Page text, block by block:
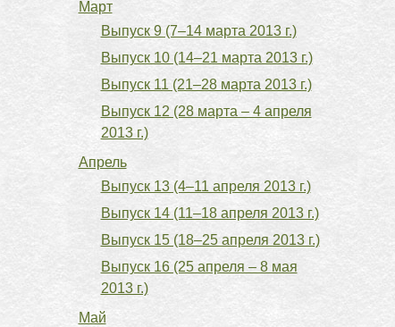
Март
Выпуск 9 (7–14 марта 2013 г.)
Выпуск 10 (14–21 марта 2013 г.)
Выпуск 11 (21–28 марта 2013 г.)
Выпуск 12 (28 марта – 4 апреля
2013 г.)
Апрель
Выпуск 13 (4–11 апреля 2013 г.)
Выпуск 14 (11–18 апреля 2013 г.)
Выпуск 15 (18–25 апреля 2013 г.)
Выпуск 16 (25 апреля – 8 мая
2013 г.)
Май